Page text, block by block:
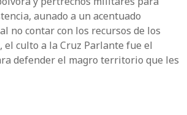
aunado a un acentuado
no contar con los recursos de los
el culto a la Cruz Parlante fue el
defender el magro territorio que les